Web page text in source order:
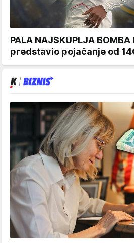
PALA NAJSKUPLJA BOMBA
predstavio pojačanje od